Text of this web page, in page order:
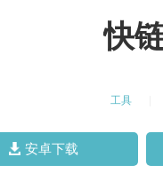
快
工具
安卓下载